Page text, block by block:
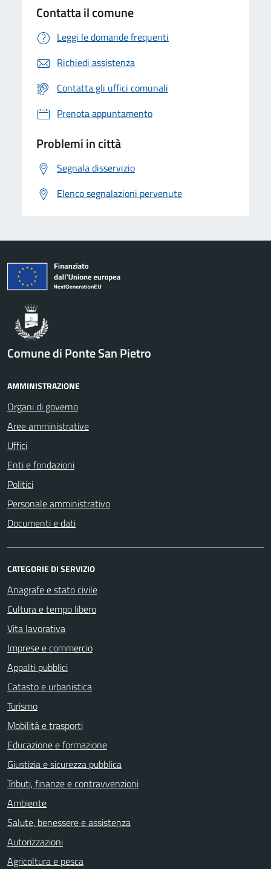
Contatta il comune
Leggi le domande frequenti
Richiedi assistenza
Contatta gli uffici comunali
Prenota appuntamento
Problemi in città
Segnala disservizio
Elenco segnalazioni pervenute
Comune di Ponte San Pietro
AMMINISTRAZIONE
Organi di governo
Aree amministrative
Uffici
Enti e fondazioni
Politici
Personale amministrativo
Documenti e dati
CATEGORIE DI SERVIZIO
Anagrafe e stato civile
Cultura e tempo libero
Vita lavorativa
Imprese e commercio
Appalti pubblici
Catasto e urbanistica
Turismo
Mobilità e trasporti
Educazione e formazione
Giustizia e sicurezza pubblica
Tributi, finanze e contravvenzioni
Ambiente
Salute, benessere e assistenza
Autorizzazioni
Agricoltura e pesca